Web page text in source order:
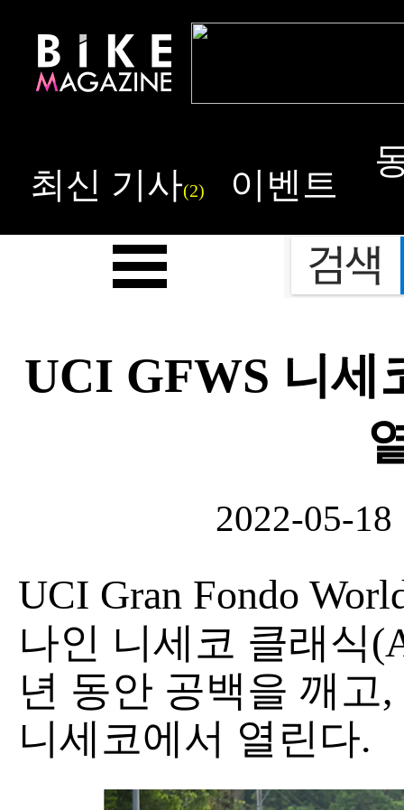
최신 기사(2) 이벤트
UCI GFWS 니세
2022-05-18
UCI Gran Fondo
나인 니세코 클래식
년 동안 공백을 깨고
니세코에서 열린다.